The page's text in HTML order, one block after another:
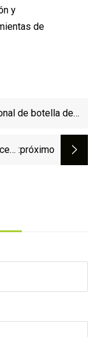
y
de
de botella de
:próximo